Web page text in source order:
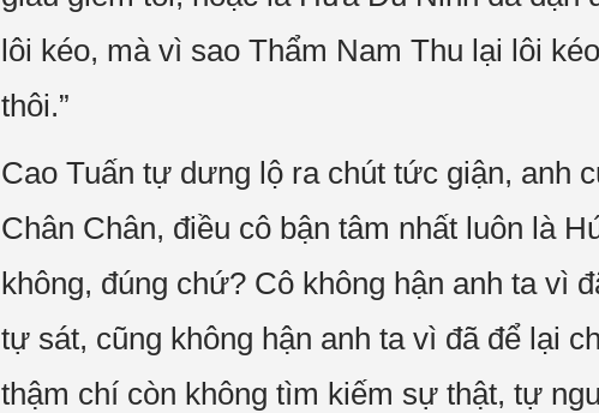
lôi kéo, mà vì sao Thẩm Nam Thu lại lôi
thôi.”
Cao Tuấn tự dưng lộ ra chút tức giận, anh
Chân Chân, điều cô bận tâm nhất luôn là
không, đúng chứ? Cô không hận anh ta vì
tự sát, cũng không hận anh ta vì đã để lại
thậm chí còn không tìm kiếm sự thật, tự